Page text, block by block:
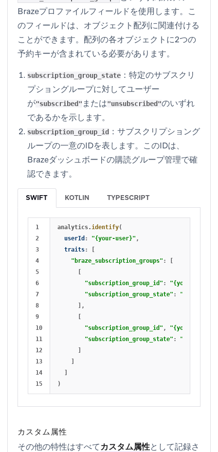
Brazeプロファイルフィールドを使用します。こ
のフィールドは、オブジェクト配列に関連付ける
ことができます。配列の各オブジェクトに2つの
予約キーが含まれている必要があります。
subscription_group_state ：特定のサブスクリ
プショングループに対してユーザー
が"subscribed" または"unsubscribed"のいずれ
であるかを示します。
subscription_group_id ：サブスクリプショング
ループの一意のIDを表します。このIDは、
Brazeダッシュボードの購読グループ管理で確
認できます。
SWIFT KOTLIN TYPESCRIPT
1
2
3
4
5
6
7
8
9
10
11
12
13
14
analytics.identify(
userId : "{your-user}" ,
traits:
"braze_subscription_groups" :
"subscription_group_id" :
"{your-group-
"subscription_group_state" :
],
"subscription_group_id" ,
"{your-group-
"subscription_group_state" :
)
カスタム属性
その他の特性はすべてカスタム属性として記録さ